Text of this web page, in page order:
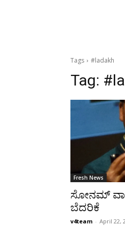
Tags #ladakh
Tag:
Fresh News
ಸೋನಮ್
ಬೆದರಿಕೆ
v4team - April 22,